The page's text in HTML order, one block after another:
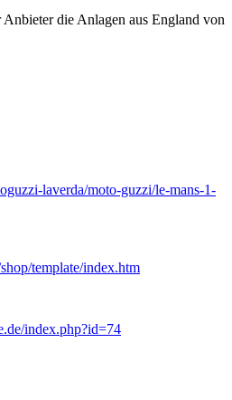
Anbieter die Anlagen aus England von
laverda/moto-guzzi/le-mans-1-
template/index.htm
index.php?id=74